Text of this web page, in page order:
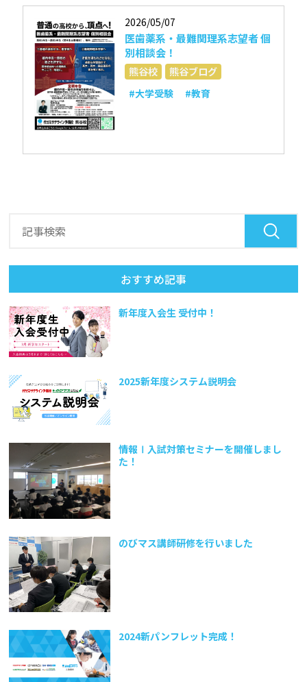
2026/05/07
医歯薬系・最難関理系志望者 個
別相談会！
熊谷校
熊谷ブログ
#大学受験
#教育
おすすめ記事
新年度入会生 受付中！
2025新年度システム説明会
情報Ⅰ入試対策セミナーを開催しまし
た！
のびマス講師研修を行いました
2024新パンフレット完成！